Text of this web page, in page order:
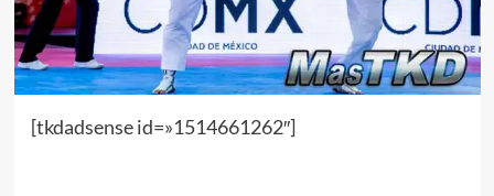
[tkdadsense id=»1514661262″]